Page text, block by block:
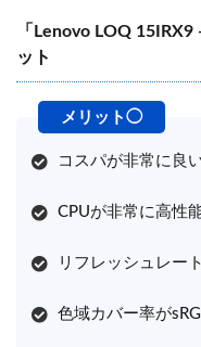
「Lenovo LOQ
ット
コスパが非常に良
CPUが非常に高性
リフレッシュレー
色域カバー率が